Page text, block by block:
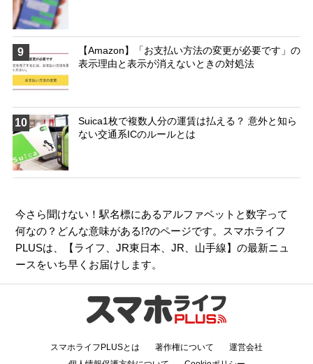
9
【Amazon】「お支払い方法の変更が必要です」の
表示理由と表示が消えないときの対処法
10
Suica1枚で複数人分の運賃は払える？ 意外と知ら
ない交通系ICのルールとは
今さら聞けない！駅名標にあるアルファベットと数字って
何なの？どんな意味がある!?のページです。スマホライフ
PLUSは、【ライフ 、JR東日本 、JR 山手線】の最新ニュ
ースをいち早くお届けします。
スマホライフPLUSとは 著作権について
運営会社